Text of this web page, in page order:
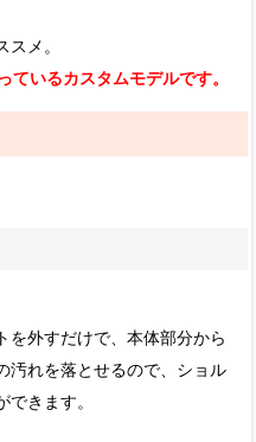
メ。
ているカスタムモデルです。
を外すだけで、本体部分から
汚れを落とせるので、ショル
できます。